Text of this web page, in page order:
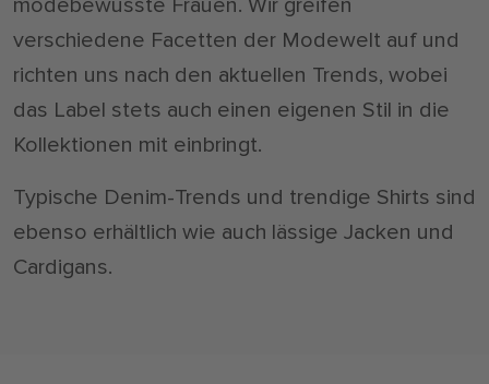
modebewusste Frauen. Wir greifen
verschiedene Facetten der Modewelt auf und
richten uns nach den aktuellen Trends, wobei
das Label stets auch einen eigenen Stil in die
Kollektionen mit einbringt.
Typische Denim-Trends und trendige Shirts sind
ebenso erhältlich wie auch lässige Jacken und
Cardigans.